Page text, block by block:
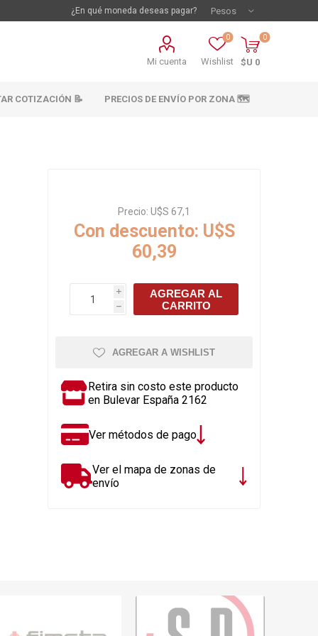
¿En qué moneda deseas pagar?
Mi cuenta Wishlist
0 0
$U 0
Materiales sanitarios
Cañeria y acc.
abastecimiento
Rejillas, sifones, valvulas
Adhesivo, Sellantes,
Siliconas
Resina, Hormigón, Cámaras
Insp.
Jardín
COTIZACIÓN 📝 PRECIOS DE ENVÍO POR ZONA 🗺️
Precio: U$S 67,1
Con descuento: U$S
60,39
i
h
AGREGAR AL
CARRITO
AGREGAR A WISHLIST
Retira sin costo este producto
en Bulevar España 2162
Ver métodos de pago
Ver el mapa de zonas de
envío